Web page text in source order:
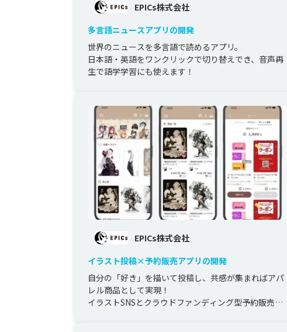
EPICs株式会社
多言語ニュースアプリの開発
世界のニュースを多言語で読めるアプリ。
日本語・英語をワンクリックで切り替えでき、音声再
生で語学学習にも使えます！
EPICs株式会社
イラスト投稿×予約販売アプリの開発
自分の「好き」を描いて投稿し、共感が集まればアパ
レル商品として実現！
イラストSNSとクラウドファンディング型予約販売を